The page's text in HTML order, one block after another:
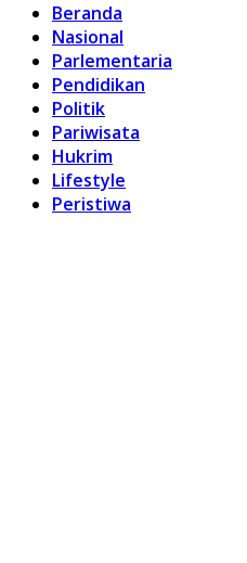
Beranda
Nasional
Parlementaria
Pendidikan
Politik
Pariwisata
Hukrim
Lifestyle
Peristiwa